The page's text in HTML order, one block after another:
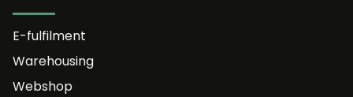
E-fulfilment
Warehousing
Webshop